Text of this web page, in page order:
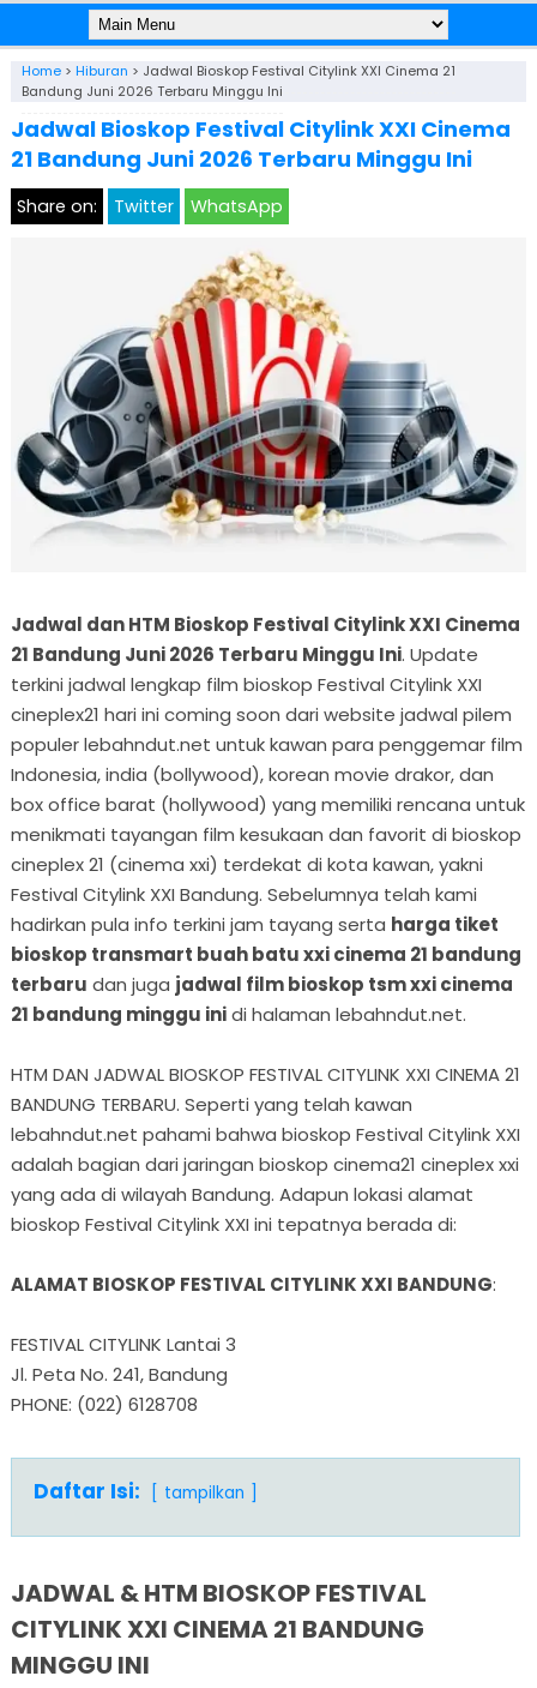
Home> Hiburan > Jadwal Bioskop Festival Citylink XXI Cinema 21
Bandung Juni 2026 Terbaru Minggu Ini
Jadwal Bioskop Festival Citylink XXI Cinema
21 Bandung Juni 2026 Terbaru Minggu Ini
Share on: Twitter WhatsApp
Jadwal dan HTM Bioskop Festival Citylink XXI Cinema
21 Bandung Juni 2026 Terbaru Minggu Ini. Update
terkini jadwal lengkap film bioskop Festival Citylink XXI
cineplex21 hari ini coming soon dari website jadwal pilem
populer lebahndut.net untuk kawan para penggemar film
Indonesia, india (bollywood), korean movie drakor, dan
box office barat (hollywood) yang memiliki rencana untuk
menikmati tayangan film kesukaan dan favorit di bioskop
cineplex 21 (cinema xxi) terdekat di kota kawan, yakni
Festival Citylink XXI Bandung. Sebelumnya telah kami
hadirkan pula info terkini jam tayang serta harga tiket
bioskop transmart buah batu xxi cinema 21 bandung
terbaru dan juga jadwal film bioskop tsm xxi cinema
21 bandung minggu inidi halaman lebahndut.net.
HTM DAN JADWAL BIOSKOP FESTIVAL CITYLINK XXI CINEMA 21
BANDUNG TERBARU. Seperti yang telah kawan
lebahndut.net pahami bahwa bioskop Festival Citylink XXI
adalah bagian dari jaringan bioskop cinema21 cineplex xxi
yang ada di wilayah Bandung. Adapun lokasi alamat
bioskop Festival Citylink XXI ini tepatnya berada di:
ALAMAT BIOSKOP FESTIVAL CITYLINK XXI BANDUNG:
FESTIVAL CITYLINK Lantai 3
Jl. Peta No. 241, Bandung
PHONE: (022) 6128708
Daftar Isi: tampilkan
JADWAL & HTM BIOSKOP FESTIVAL
CITYLINK XXI CINEMA 21 BANDUNG
MINGGU INI